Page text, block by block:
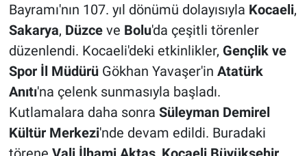
Bayramı'nın 107. yıl dönümü dolayısıyla Kocaeli,
Sakarya, Düzceve Bolu'da çeşitli törenler
düzenlendi. Kocaeli'deki etkinlikler, Gençlik ve
Spor İl MüdürüGökhan Yavaşer'in Atatürk
Anıtı'na çelenk sunmasıyla başladı.
Kutlamalara daha sonra Süleyman Demirel
Kültür Merkezi'nde devam edildi. Buradaki